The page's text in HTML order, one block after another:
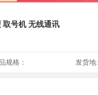
取号机 无线通讯
规格： 发货地: